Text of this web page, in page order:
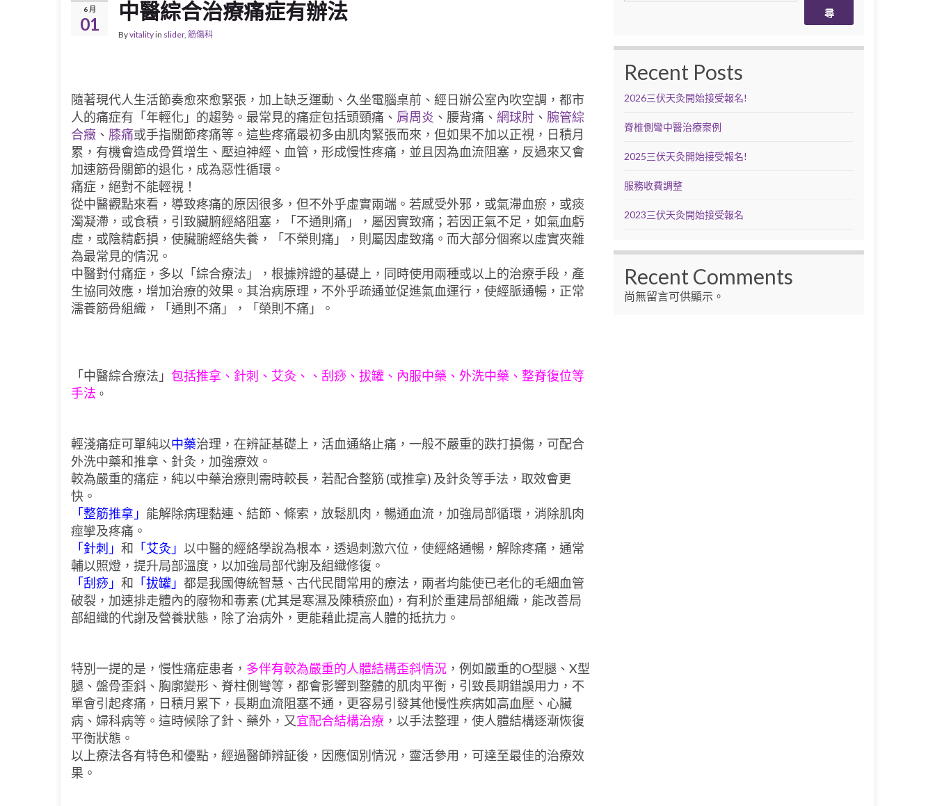
6 月
01
中醫綜合治療痛症有辦法
Byvitalityin slider, 筋傷科
隨著現代人生活節奏愈來愈緊張，加上缺乏運動、久坐電腦桌前、經日辦公室內吹空調，都市
人的痛症有「年輕化」的趨勢。最常見的痛症包括頭頸痛、 肩周炎 、腰背痛、 網球肘 、 腕管綜
合癥 、 膝痛或手指關節疼痛等。這些疼痛最初多由肌肉緊張而來，但如果不加以正視，日積月
累，有機會造成骨質增生、壓迫神經、血管，形成慢性疼痛，並且因為血流阻塞，反過來又會
加速筋骨關節的退化，成為惡性循環。
痛症，絕對不能輕視！
從中醫觀點來看，導致疼痛的原因很多，但不外乎虛實兩端。若感受外邪，或氣滯血瘀，或痰
濁凝滯，或食積，引致臟腑經絡阻塞，「不通則痛」，屬因實致痛；若因正氣不足，如氣血虧
虛，或陰精虧損，使臟腑經絡失養，「不榮則痛」，則屬因虛致痛。而大部分個案以虛實夾雜
為最常見的情況。
中醫對付痛症，多以「綜合療法」，根據辨證的基礎上，同時使用兩種或以上的治療手段，產
生協同效應，增加治療的效果。其治病原理，不外乎疏通並促進氣血運行，使經脈通暢，正常
濡養筋骨組織，「通則不痛」，「榮則不痛」。
「中醫綜合療法」 包括推拿、針刺、艾灸、、刮痧、拔罐、內服中藥、外洗中藥、整脊復位等
手法 。
輕淺痛症可單純以中藥治理，在辨証基礎上，活血通絡止痛，一般不嚴重的跌打損傷，可配合
外洗中藥和推拿、針灸，加強療效。
較為嚴重的痛症，純以中藥治療則需時較長，若配合整筋 (或推拿) 及針灸等手法，取效會更
快。
「整筋推拿」 能解除病理黏連、結節、條索，放鬆肌肉，暢通血流，加強局部循環，消除肌肉
痙攣及疼痛。
「針刺」 和 「艾灸」 以中醫的經絡學說為根本，透過刺激穴位，使經絡通暢，解除疼痛，通常
輔以照燈，提升局部溫度，以加強局部代謝及組織修復。
「刮痧」 和 「拔罐」 都是我國傳統智慧、古代民間常用的療法，兩者均能使已老化的毛細血管
破裂，加速排走體內的廢物和毒素 (尤其是寒濕及陳積瘀血)，有利於重建局部組織，能改善局
部組織的代謝及營養狀態，除了治病外，更能藉此提高人體的抵抗力。
特別一提的是，慢性痛症患者， 多伴有較為嚴重的人體結構歪斜情況 ，例如嚴重的O型腿、X型
腿、盤骨歪斜、胸廓變形、脊柱側彎等，都會影響到整體的肌肉平衡，引致長期錯誤用力，不
單會引起疼痛，日積月累下，長期血流阻塞不通，更容易引發其他慢性疾病如高血壓、心臟
病、婦科病等。這時候除了針、藥外，又宜配合結構治療 ，以手法整理，使人體結構逐漸恢復
平衡狀態。
以上療法各有特色和優點，經過醫師辨証後，因應個別情況，靈活參用，可達至最佳的治療效
果。
尋
Recent Posts
2026三伏天灸開始接受報名!
脊椎側彎中醫治療案例
2025三伏天灸開始接受報名!
服務收費調整
2023三伏天灸開始接受報名
Recent Comments
尚無留言可供顯示。